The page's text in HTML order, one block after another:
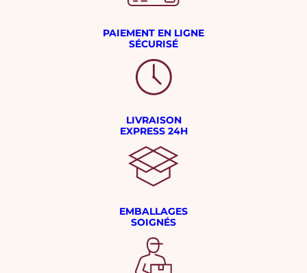
PAIEMENT EN LIGNE
SÉCURISÉ
LIVRAISON
EXPRESS 24H
EMBALLAGES
SOIGNÉS